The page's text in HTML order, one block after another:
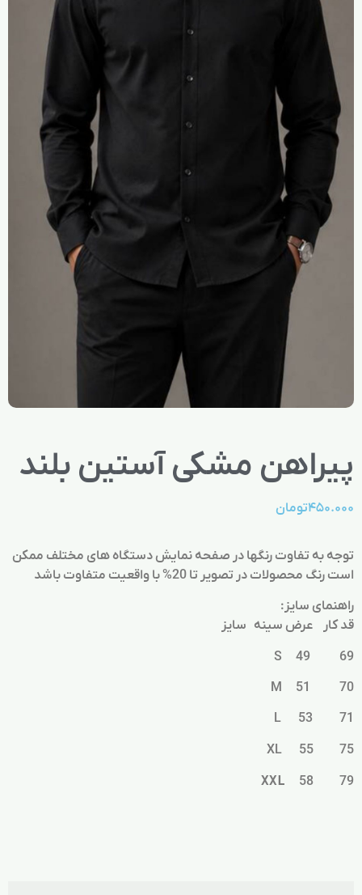
پیراهن مشکی آستین بلند
۴۵۰.۰۰۰تومان
توجه به تفاوت رنگها در صفحه نمایش دستگاه های مختلف ممکن
است رنگ محصولات در تصویر تا 20% با واقعیت متفاوت باشد
راهنمای سایز:
قد کار عرض سینه سایز
69 49 S
70 51 M
71 53 L
75 55 XL
XXL 58 79